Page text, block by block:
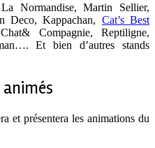
Normandise, Martin Sellier,
Deco, Kappachan, Cat’s Best
Compagnie, Reptiligne,
Et bien d’autres stands
et présentera les animations du